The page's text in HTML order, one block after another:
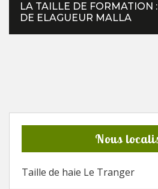
LA TAILLE DE FORMATION
DE ELAGUEUR MALLA
Nous
Taille de haie Le Tranger